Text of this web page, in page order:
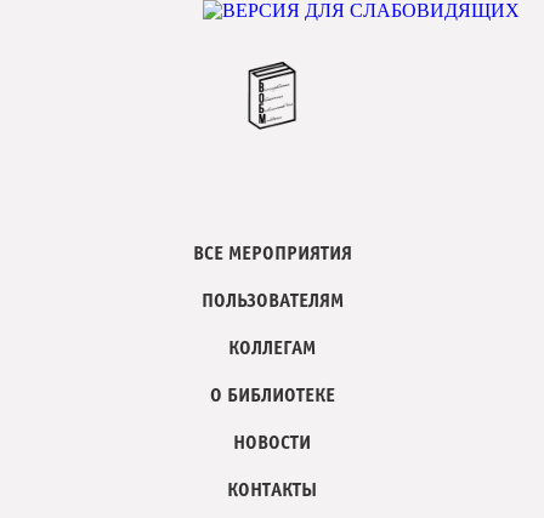
ВСЕ МЕРОПРИЯТИЯ
ПОЛЬЗОВАТЕЛЯМ
КОЛЛЕГАМ
О БИБЛИОТЕКЕ
НОВОСТИ
КОНТАКТЫ